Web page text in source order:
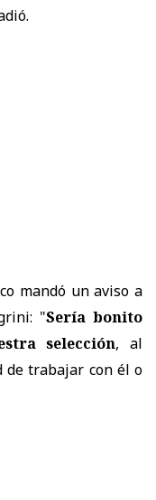
mandó un aviso a
"Sería bonito
selección, al
de trabajar con él o